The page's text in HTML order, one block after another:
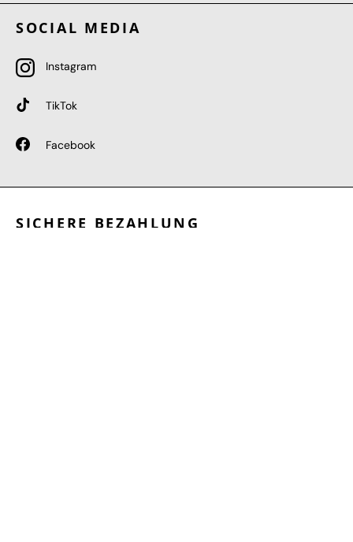
SOCIAL MEDIA
Instagram
TikTok
Facebook
SICHERE BEZAHLUNG